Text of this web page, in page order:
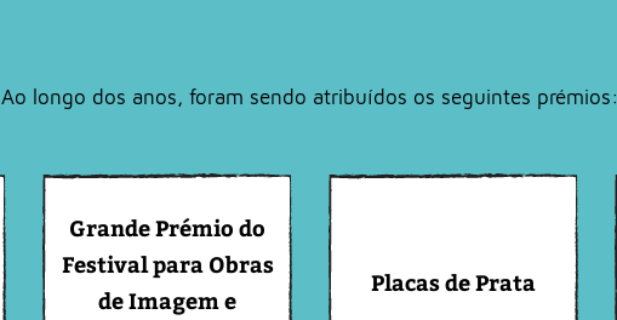
Ao longo dos anos, foram sendo atribuídos os seguintes prémios:
Grande Prémio do
Festival para Obras
de Imagem e
Placas de Prata